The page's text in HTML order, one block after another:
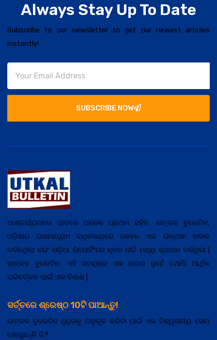
Always Stay Up To Date
Subscribe to our newsletter to get our newest articles
instantly!
SUBSCRIBE NOW
ଆଶ୍ଚର୍ଯ୍ଯ଼ଜନକ ଭାବରେ ଅନେକ ପ୍ରଥମ ସହିତ, ଉତ୍କଳ ବୁଲେଟିନ,
ଓଡ଼ିଶାର ଗଣମାଧ୍ଯ଼ମ ବ୍ଯ଼ବସାଯ଼ରେ କେବଳ ଏକ ଉତ୍ଥାନ ହାସଲ
କରିନଥିଲା ବରଂ ଓଡ଼ିଆ ରିପୋର୍ଟିଂରେ ନୂତନ ନୀତି ମଧ୍ଯ଼ ସ୍ଥାପନ କରିଥିଲା |
ଉତ୍କଳ ବୁଲେଟିନ, ଏହି ସମଯ଼ରେ ଏକ କାଗଜ ନୁହେଁ ତଥାପି ଆର୍ଥିକ
ପରିବର୍ତ୍ତନ ପାଇଁ ଏକ ବିକାଶ |
ସର୍ଚ୍ଚରେ ଶ୍ରେଷ୍ଠ 10ଟି ପାଆନ୍ତୁ!
ଉତ୍କଳ ବୁଲେଟିନ ନ୍ଯ଼ୁଜକୁ ଅନୁକୂଳ କରିବା ପାଇଁ ଏକ ବିଶ୍ୱସନୀଯ଼ ସେବା
ଖୋଜୁଛନ୍ତି କି?